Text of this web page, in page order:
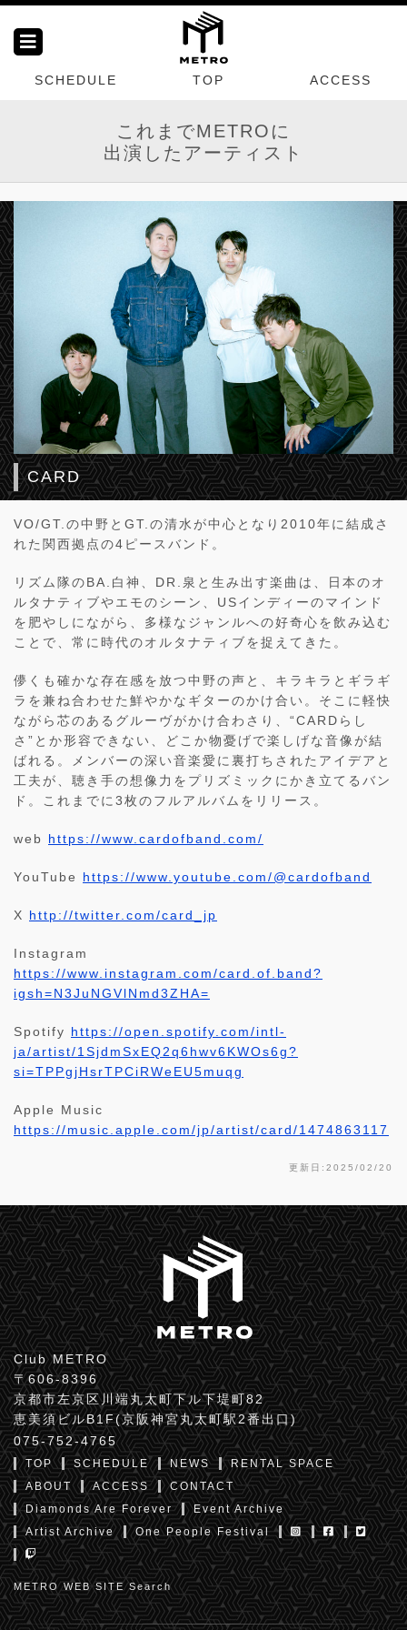
SCHEDULE TOP ACCESS
これまでMETROに
出演したアーティスト
CARD
VO/GT.の中野とGT.の清水が中心となり2010年に結成さ
れた関西拠点の4ピースバンド。
リズム隊のBA.白神、DR.泉と生み出す楽曲は、日本のオ
ルタナティブやエモのシーン、USインディーのマインド
を肥やしにながら、多様なジャンルへの好奇心を飲み込む
ことで、常に時代のオルタナティブを捉えてきた。
儚くも確かな存在感を放つ中野の声と、キラキラとギラギ
ラを兼ね合わせた鮮やかなギターのかけ合い。そこに軽快
ながら芯のあるグルーヴがかけ合わさり、“CARDらし
さ”とか形容できない、どこか物憂げで楽しげな音像が結
ばれる。メンバーの深い音楽愛に裏打ちされたアイデアと
工夫が、聴き手の想像力をプリズミックにかき立てるバン
ド。これまでに3枚のフルアルバムをリリース。
web https://www.cardofband.com/
YouTube https://www.youtube.com/@cardofband
X http://twitter.com/card_jp
Instagram
https://www.instagram.com/card.of.band?
igsh=N3JuNGVlNmd3ZHA=
Spotify https://open.spotify.com/intl-
ja/artist/1SjdmSxEQ2q6hwv6KWOs6g?
si=TPPgjHsrTPCiRWeEU5muqg
Apple Music
https://music.apple.com/jp/artist/card/1474863117
更新日:2025/02/20
Club METRO
〒606-8396
京都市左京区川端丸太町下ル下堤町82
恵美須ビルB1F(京阪神宮丸太町駅2番出口)
075-752-4765
TOP SCHEDULE NEWS
RENTAL SPACE
ABOUT
ACCESS
CONTACT
Diamonds Are Forever
Event Archive
Artist Archive
One People Festival
METRO WEB SITE Search